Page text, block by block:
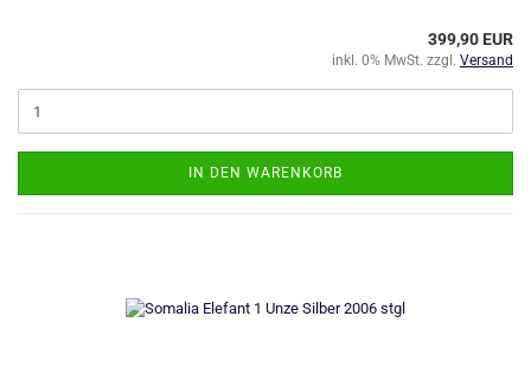
399,90 EUR
inkl. 0% MwSt. zzgl. Versand
IN DEN WARENKORB